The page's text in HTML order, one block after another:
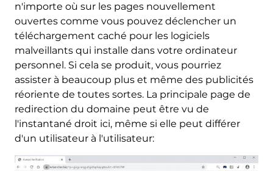
n'importe où sur les pages nouvellement
ouvertes comme vous pouvez déclencher un
téléchargement caché pour les logiciels
malveillants qui installe dans votre ordinateur
personnel. Si cela se produit, vous pourriez
assister à beaucoup plus et même des publicités
réoriente de toutes sortes. La principale page de
redirection du domaine peut être vu de
l'instantané droit ici, même si elle peut différer
d'un utilisateur à l'utilisateur: